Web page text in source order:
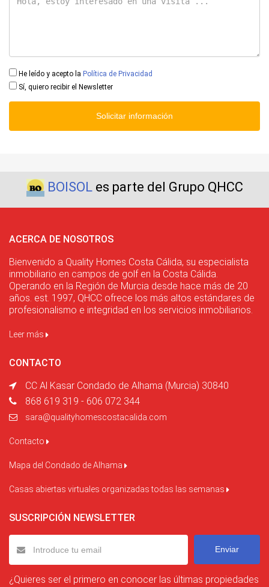
He leído y acepto la Política de Privacidad
Sí, quiero recibir el Newsletter
Solicitar información
BOISOLes parte del Grupo QHCC
ACERCA DE NOSOTROS
Bienvenido a Quality Homes Costa Cálida, su especialista
inmobiliario en campos de golf en la Costa Cálida.
Operando en la Región de Murcia desde hace más de 20
años. est. 1997, QHCC ofrece los más altos estándares de
profesionalismo e integridad en los servicios inmobiliarios.
Leer más
CONTACTO
CC Al Kasar Condado de Alhama (Murcia) 30840
868 619 319 - 606 072 344
sara@qualityhomescostacalida.com
Contacto
Mapa del Condado de Alhama
Casas abiertas virtuales organizadas todas las semanas
SUSCRIPCIÓN NEWSLETTER
Enviar
¿Quieres ser el primero en conocer las últimas propiedades